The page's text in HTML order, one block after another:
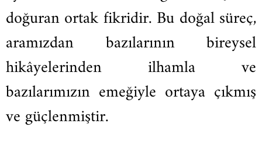
doğuran ortak fikridir. Bu doğal süreç,
aramızdan bazılarının bireysel
hikâyelerinden ilhamla ve
bazılarımızın emeğiyle ortaya çıkmış
ve güçlenmiştir.